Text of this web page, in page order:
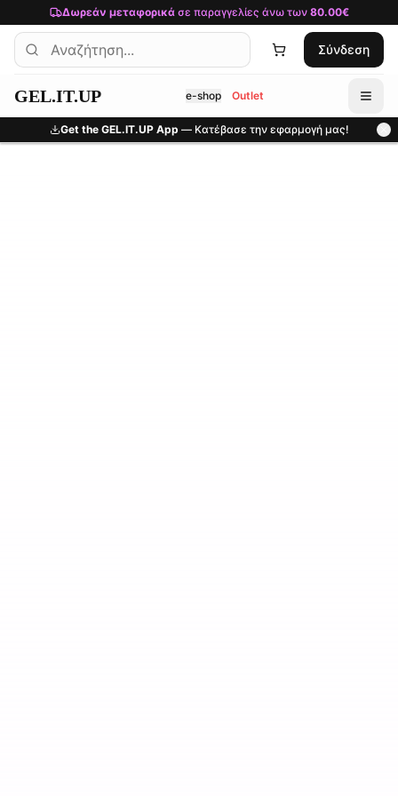
Μετάβαση στο κύριο περιεχόμενο
Δωρεάν μεταφορικάσε παραγγελίες άνω των 80.00€
Σύνδεση
GEL.IT.UP e-shop Outlet
Get the GEL.IT.UP App — Κατέβασε την εφαρμογή μας!